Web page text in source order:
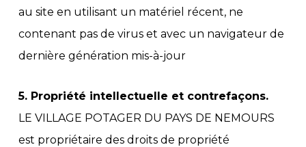
au site en utilisant un matériel récent, ne
contenant pas de virus et avec un navigateur de
dernière génération mis-à-jour
5. Propriété intellectuelle et contrefaçons.
LE VILLAGE POTAGER DU PAYS DE NEMOURS
est propriétaire des droits de propriété